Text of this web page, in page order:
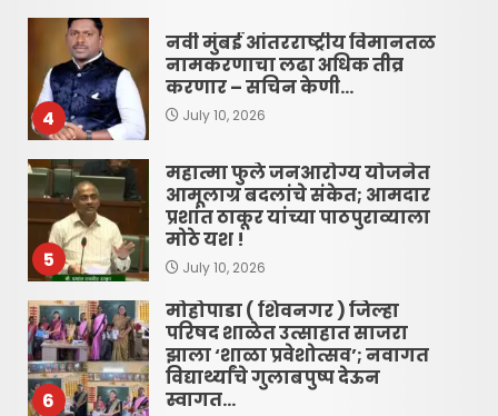
4
नवी मुंबई आंतरराष्ट्रीय विमानतळ
नामकरणाचा लढा अधिक तीव्र
करणार – सचिन केणी…
July 10, 2026
5
महात्मा फुले जनआरोग्य योजनेत
आमूलाग्र बदलांचे संकेत; आमदार
प्रशांत ठाकूर यांच्या पाठपुराव्याला
मोठे यश !
July 10, 2026
6
मोहोपाडा ( शिवनगर ) जिल्हा
परिषद शाळेत उत्साहात साजरा
झाला ‘शाळा प्रवेशोत्सव’; नवागत
विद्यार्थ्यांचे गुलाबपुष्प देऊन
स्वागत…